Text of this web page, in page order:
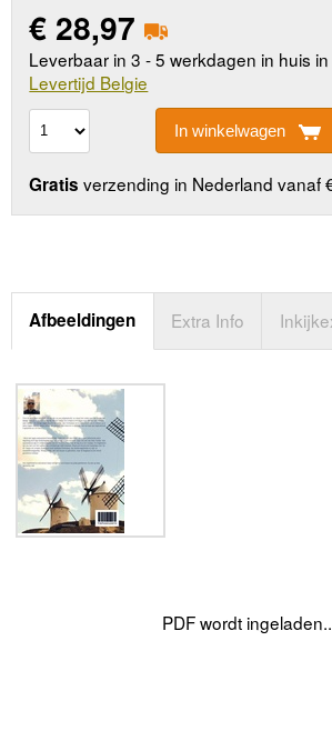
€ 28,97
Leverbaar in 3 - 5 werkdagen in huis
Levertijd Belgie
In winkelwagen
Gratis verzending in Nederland vanaf
Afbeeldingen Extra Info
PDF wordt